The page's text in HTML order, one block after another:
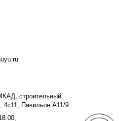
строительный
4с11, Павильон А11/9